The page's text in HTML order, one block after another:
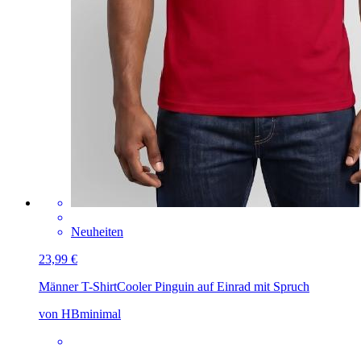
Neuheiten
23,99 €
Männer T-ShirtCooler Pinguin auf Einrad mit Spruch
von HBminimal